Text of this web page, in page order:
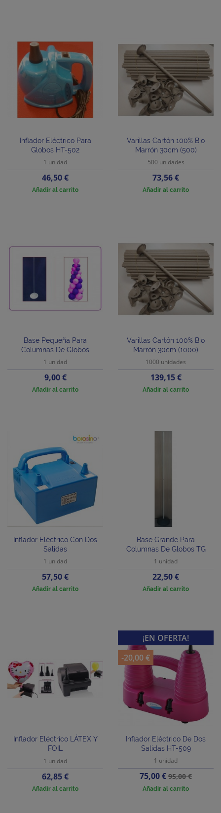
Inflador Eléctrico Para
Globos HT-502
1 unidad
Precio
46,50 €
Añadir al carrito
Varillas Cartón 100% Bio
Marrón 30cm (500)
500 unidades
Precio
73,56 €
Añadir al carrito
Base Pequeña Para
Columnas De Globos
1 unidad
Precio
9,00 €
Añadir al carrito
Varillas Cartón 100% Bio
Marrón 30cm (1000)
1000 unidades
Precio
139,15 €
Añadir al carrito
Inflador Eléctrico Con Dos
Salidas
1 unidad
Precio
57,50 €
Añadir al carrito
Base Grande Para
Columnas De Globos TG
1 unidad
Precio
22,50 €
Añadir al carrito
Inflador Eléctrico LÁTEX Y
FOIL
1 unidad
Precio
62,85 €
Añadir al carrito
Inflador Eléctrico De Dos
Salidas HT-509
1 unidad
Precio
75,00 €Precio
base
95,00 €
Añadir al carrito
¡EN OFERTA!
-20,00 €